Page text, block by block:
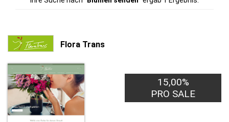
Flora Trans
15,00%
PRO SALE